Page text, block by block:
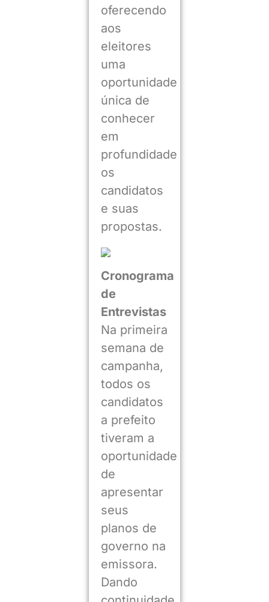
oferecendo
aos
eleitores
uma
oportunidade
única de
conhecer
em
profundidade
os
candidatos
e suas
propostas.
Cronograma
de
Entrevistas
Na primeira
semana de
campanha,
todos os
candidatos
a prefeito
tiveram a
oportunidade
de
apresentar
seus
planos de
governo na
emissora.
Dando